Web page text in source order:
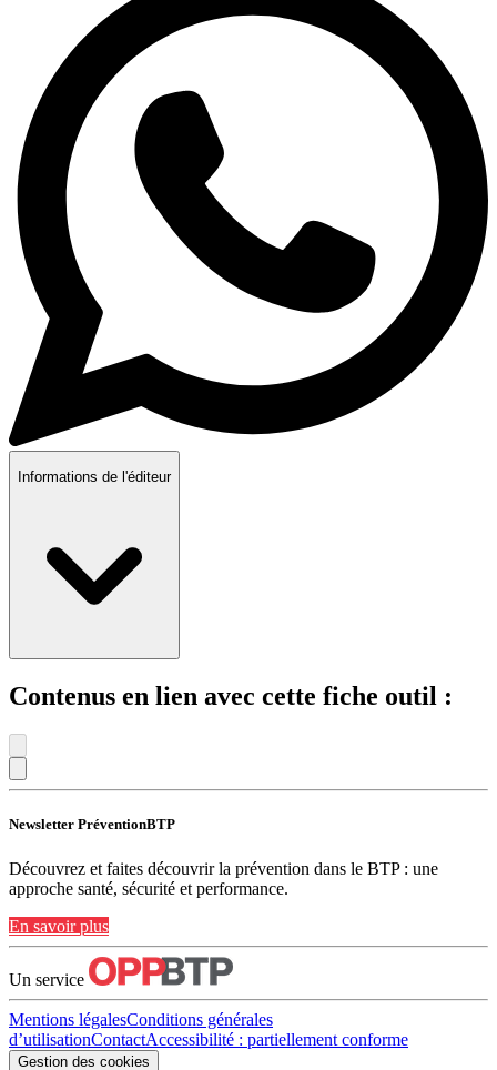
Informations de l'éditeur
Contenus en lien avec cette fiche outil :
Newsletter PréventionBTP
Découvrez et faites découvrir la prévention dans le BTP : une
approche santé, sécurité et performance.
En savoir plus
Un service
Mentions légalesConditions générales
d’utilisationContactAccessibilité : partiellement conforme
Gestion des cookies